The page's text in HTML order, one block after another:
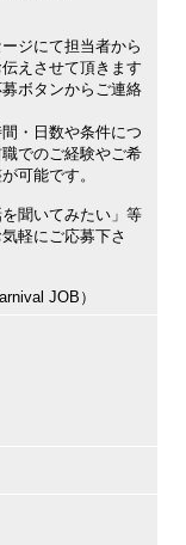
ジにて担当者から
えさせて頂きます
ボタンからご連絡
・日数や条件につ
でのご経験やご希
可能です。
を聞いてみたい」等
軽にご応募下さ
JOB）